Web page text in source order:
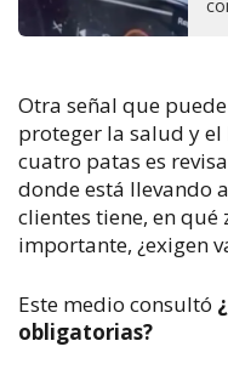
​Otra señal que
proteger la salud y
cuatro patas es
donde está llevando
clientes tiene, en qué
importante, ¿exigen
Este medio consultó
obligatorias?